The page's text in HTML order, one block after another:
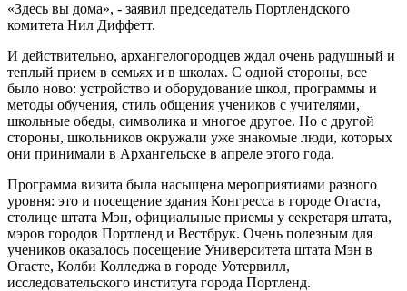
«Здесь вы дома», - заявил председатель Портлендского
комитета Нил Диффетт.
И действительно, архангелогородцев ждал очень радушный и
теплый прием в семьях и в школах. С одной стороны, все
было ново: устройство и оборудование школ, программы и
методы обучения, стиль общения учеников с учителями,
школьные обеды, символика и многое другое. Но с другой
стороны, школьников окружали уже знакомые люди, которых
они принимали в Архангельске в апреле этого года.
Программа визита была насыщена мероприятиями разного
уровня: это и посещение здания Конгресса в городе Огаста,
столице штата Мэн, официальные приемы у секретаря штата,
мэров городов Портленд и Вестбрук. Очень полезным для
учеников оказалось посещение Университета штата Мэн в
Огасте, Колби Колледжа в городе Уотервилл,
исследовательского института города Портленд.